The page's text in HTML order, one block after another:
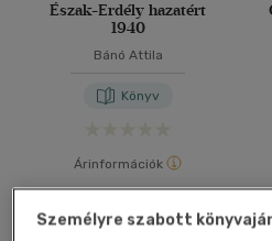
Észak-Erdély hazatért
1940
Bánó Attila
Könyv
Árinformációk
Borító ár:11 990 Ft
Személyre szabott